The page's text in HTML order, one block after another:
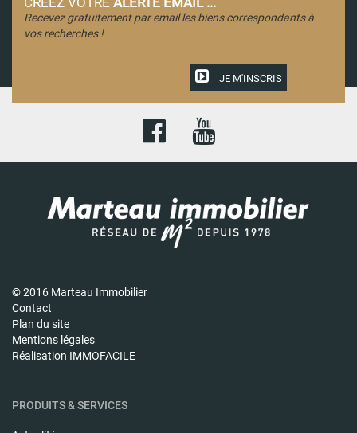
Recevez gratuitement par email les biens correspondants à
vos recherches !
JE M'INSCRIS
© 2016 Marteau Immobilier
Contact
Plan du site
Mentions légales
Réalisation IMMOFACILE
PRODUITS & SERVICES